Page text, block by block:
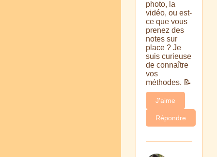
photo, la
vidéo, ou est-
ce que vous
prenez des
notes sur
place ? Je
suis curieuse
de connaître
vos
méthodes. 📝
J'aime
Répondre